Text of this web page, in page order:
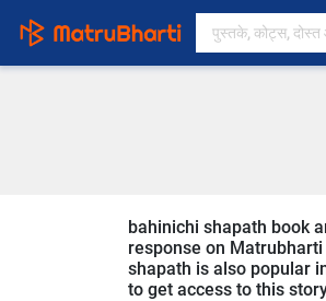
bahinichi shapath book
response on
shapath is also popular
to get access to this